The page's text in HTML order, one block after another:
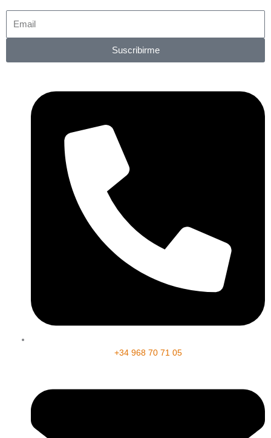
Suscribirme
+34 968 70 71 05